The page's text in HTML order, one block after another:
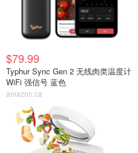
$79.99
Typhur Sync Gen 2 无线肉类温度计
WiFi 强信号 蓝色
amazon.ca